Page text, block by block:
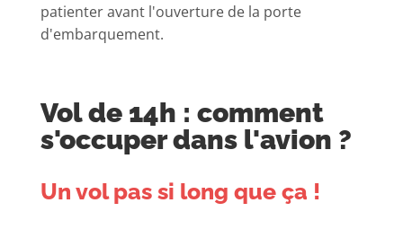
patienter avant l'ouverture de la porte
d'embarquement.
Vol de 14h : comment
s'occuper dans l'avion ?
Un vol pas si long que ça !